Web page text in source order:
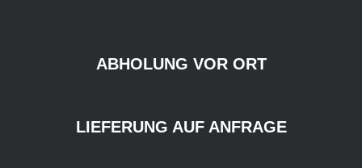
ABHOLUNG VOR ORT
LIEFERUNG AUF ANFRAGE